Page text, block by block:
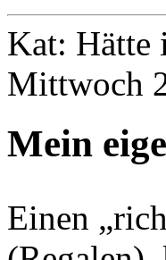
Kat: Hätte
Mittwoch
Mein
Einen